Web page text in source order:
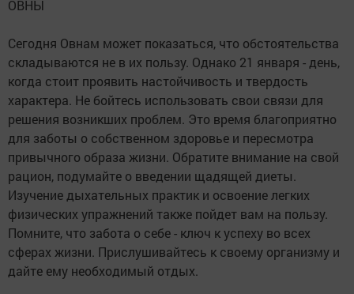
ОВНЫ
Сегодня Овнам может показаться, что обстоятельства
складываются не в их пользу. Однако 21 января - день,
когда стоит проявить настойчивость и твердость
характера. Не бойтесь использовать свои связи для
решения возникших проблем. Это время благоприятно
для заботы о собственном здоровье и пересмотра
привычного образа жизни. Обратите внимание на свой
рацион, подумайте о введении щадящей диеты.
Изучение дыхательных практик и освоение легких
физических упражнений также пойдет вам на пользу.
Помните, что забота о себе - ключ к успеху во всех
сферах жизни. Прислушивайтесь к своему организму и
дайте ему необходимый отдых.